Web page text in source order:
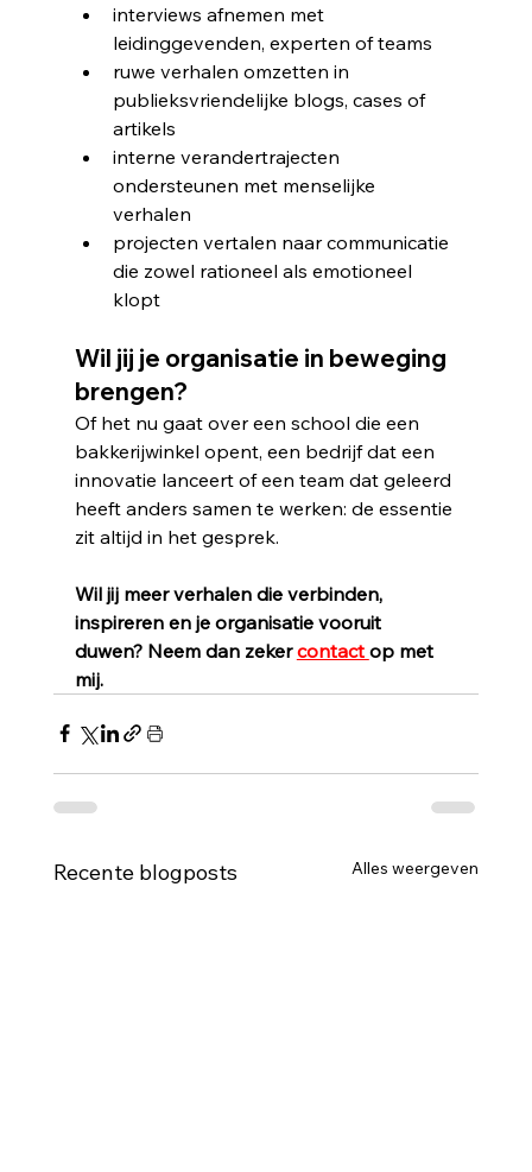
interviews afnemen met
leidinggevenden, experten of teams
ruwe verhalen omzetten in
publieksvriendelijke blogs, cases of
artikels
interne verandertrajecten
ondersteunen met menselijke
verhalen
projecten vertalen naar communicatie
die zowel rationeel als emotioneel
klopt
Wil jij je organisatie in beweging
brengen?
Of het nu gaat over een school die een
bakkerijwinkel opent, een bedrijf dat een
innovatie lanceert of een team dat geleerd
heeft anders samen te werken: de essentie
zit altijd in het gesprek.
Wil jij meer verhalen die verbinden,
inspireren en je organisatie vooruit
duwen? Neem dan zeker contact op met
mij.
Recente blogposts Alles weergeven